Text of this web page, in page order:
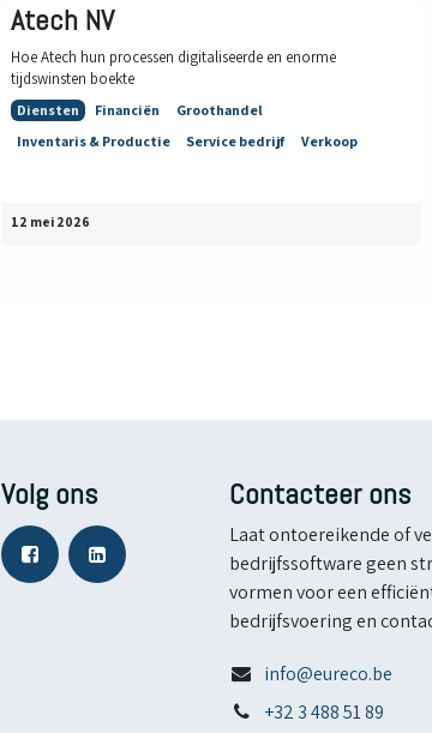
Atech NV
Hoe Atech hun processen digitaliseerde en enorme
tijdswinsten boekte
Diensten Financiën
Groothandel
Inventaris & Productie
Service bedrijf Verkoop
12 mei 2026
Volg ons Contacteer ons
Laat ontoereikende of
bedrijfssoftware geen
vormen voor een
bedrijfsvoering en
info@eureco.be
+32 3 488 51 89